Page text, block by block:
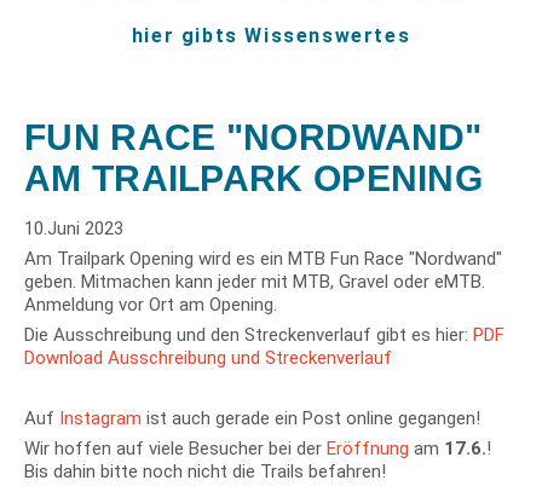
hier gibts Wissenswertes
FUN RACE "NORDWAND"
AM TRAILPARK OPENING
10.Juni 2023
Am Trailpark Opening wird es ein MTB Fun Race "Nordwand"
geben. Mitmachen kann jeder mit MTB, Gravel oder eMTB.
Anmeldung vor Ort am Opening.
Die Ausschreibung und den Streckenverlauf gibt es hier: PDF
Download Ausschreibung und Streckenverlauf
Auf Instagram ist auch gerade ein Post online gegangen!
Wir hoffen auf viele Besucher bei der Eröffnung am 17.6.!
Bis dahin bitte noch nicht die Trails befahren!